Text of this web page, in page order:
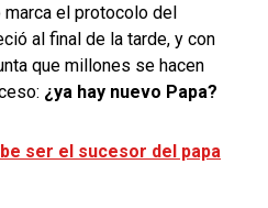
marca el protocolo del
al final de la tarde, y con
que millones se hacen
¿ya hay nuevo Papa?
ser el sucesor del papa